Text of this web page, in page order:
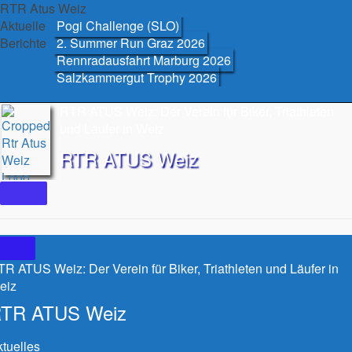
Skip
to
content
RTR Atus Weiz
Aktuelle
Berichte
Pogi Challenge (SLO)
2. Summer Run Graz 2026
Rennradausfahrt Marburg 2026
Salzkammergut Trophy 2026
RTR ATUS Weiz
ATUS Weiz: Der Verein für Biker, Triathleten und Läufer in
ATUS Weiz